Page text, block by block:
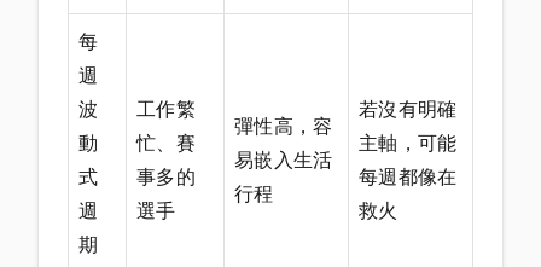
每
週
波
動
式
週
期
工作繁
忙、賽
事多的
選手
彈性高，容
易嵌入生活
行程
若沒有明確
主軸，可能
每週都像在
救火